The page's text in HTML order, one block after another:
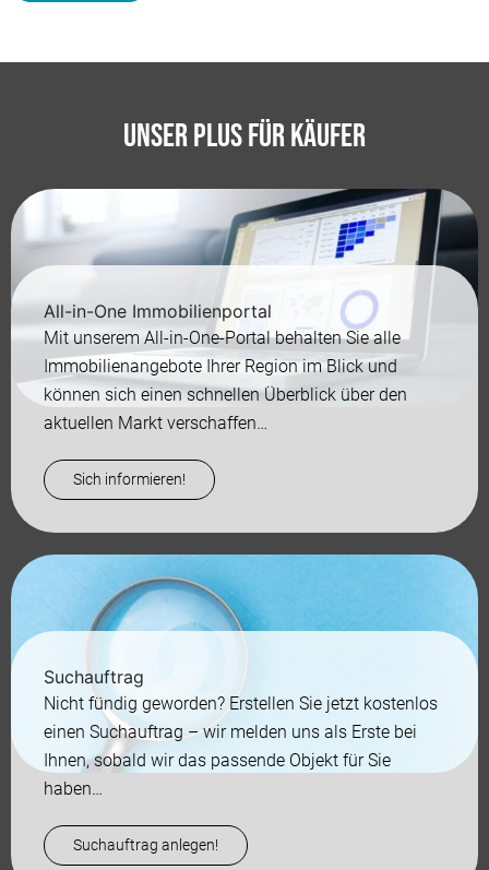
Unser Plus für Käufer
All-in-One Immobilienportal
Mit unserem All-in-One-Portal behalten Sie alle
Immobilienangebote Ihrer Region im Blick und
können sich einen schnellen Überblick über den
aktuellen Markt verschaffen…
Sich informieren!
Suchauftrag
Nicht fündig geworden? Erstellen Sie jetzt kostenlos
einen Suchauftrag – wir melden uns als Erste bei
Ihnen, sobald wir das passende Objekt für Sie
haben…
Suchauftrag anlegen!